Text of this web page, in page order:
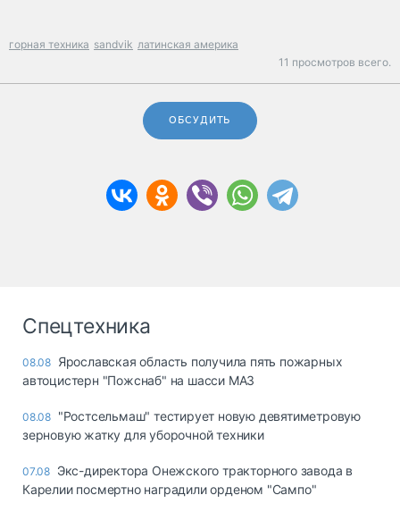
горная техника sandvik латинская америка
11 просмотров всего.
ОБСУДИТЬ
Спецтехника
08.08 Ярославская область получила пять пожарных
автоцистерн "Пожснаб" на шасси МАЗ
08.08 "Ростсельмаш" тестирует новую девятиметровую
зерновую жатку для уборочной техники
07.08 Экс-директора Онежского тракторного завода в
Карелии посмертно наградили орденом "Сампо"